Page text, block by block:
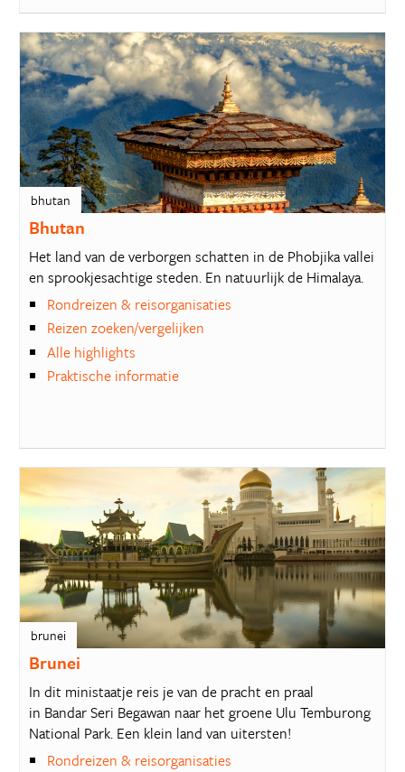
bhutan
Bhutan
Het land van de verborgen schatten in de Phobjika vallei
en sprookjesachtige steden. En natuurlijk de Himalaya.
Rondreizen & reisorganisaties
Reizen zoeken/vergelijken
Alle highlights
Praktische informatie
brunei
Brunei
In dit ministaatje reis je van de pracht en praal
in Bandar Seri Begawan naar het groene Ulu Temburong
National Park. Een klein land van uitersten!
Rondreizen & reisorganisaties